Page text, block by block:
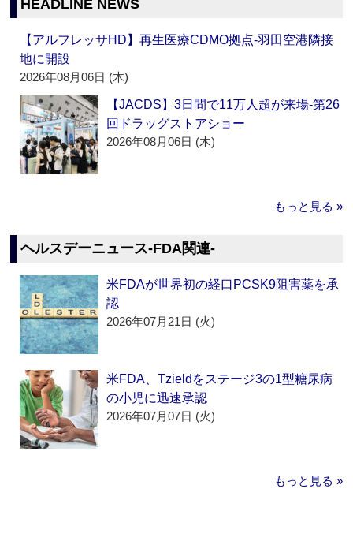
HEADLINE NEWS
【アルフレッサHD】再生医療CDMO拠点‐羽田空港隣接
地に開設
2026年08月06日 (木)
【JACDS】3日間で11万人超が来場‐第26
回ドラッグストアショー
2026年08月06日 (木)
もっと見る »
ヘルスデーニュース‐FDA関連‐
米FDAが世界初の経口PCSK9阻害薬を承
認
2026年07月21日 (火)
米FDA、Tzieldをステージ3の1型糖尿病
の小児に迅速承認
2026年07月07日 (火)
もっと見る »